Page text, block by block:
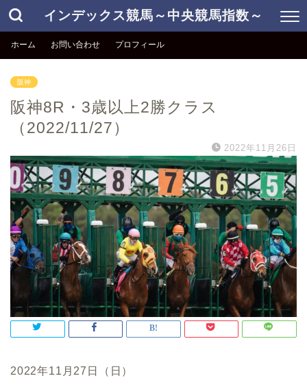
インデックス競馬～中央競馬指数～
ホーム お問い合わせ プロフィール
阪神
阪神8R・3歳以上2勝クラス
（2022/11/27）
2022年11月26日
2022年11月27日（日）